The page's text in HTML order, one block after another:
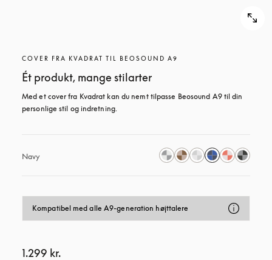
COVER FRA KVADRAT TIL BEOSOUND A9
Ét produkt, mange stilarter
Med et cover fra Kvadrat kan du nemt tilpasse Beosound A9 til din
personlige stil og indretning.
Navy
Kompatibel med alle A9-generation højttalere
1.299 kr.